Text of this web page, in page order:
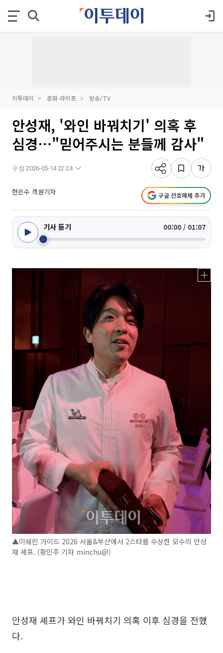
이투데이 문화·라이프 방송/TV
안성재, '와인 바꿔치기' 의혹 후
심경⋯"믿어주시는 분들께 감사"
수정 2026-05-14 22:24
한은수 객원기자 구글 선호매체 추가
기사 듣기 00:00 / 01:07
▲미쉐린 가이드 2026 서울&부산에서 2스타를 수상한 모수의 안성
재 셰프. (황민주 기자 minchu@)
안성재 셰프가 와인 바꿔치기 의혹 이후 심경을 전했
다.